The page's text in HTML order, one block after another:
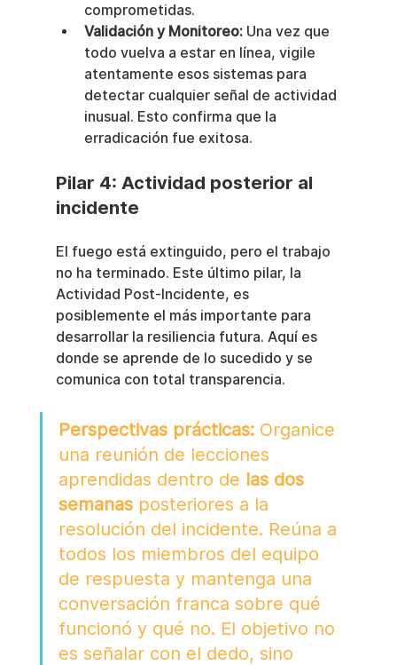
comprometidas.
Validación y Monitoreo: Una vez que
todo vuelva a estar en línea, vigile
atentamente esos sistemas para
detectar cualquier señal de actividad
inusual. Esto confirma que la
erradicación fue exitosa.
Pilar 4: Actividad posterior al
incidente
El fuego está extinguido, pero el trabajo
no ha terminado. Este último pilar, la
Actividad Post-Incidente, es
posiblemente el más importante para
desarrollar la resiliencia futura. Aquí es
donde se aprende de lo sucedido y se
comunica con total transparencia.
Perspectivas prácticas: Organice
una reunión de lecciones
aprendidas dentro de las dos
semanas posteriores a la
resolución del incidente. Reúna a
todos los miembros del equipo
de respuesta y mantenga una
conversación franca sobre qué
funcionó y qué no. El objetivo no
es señalar con el dedo, sino